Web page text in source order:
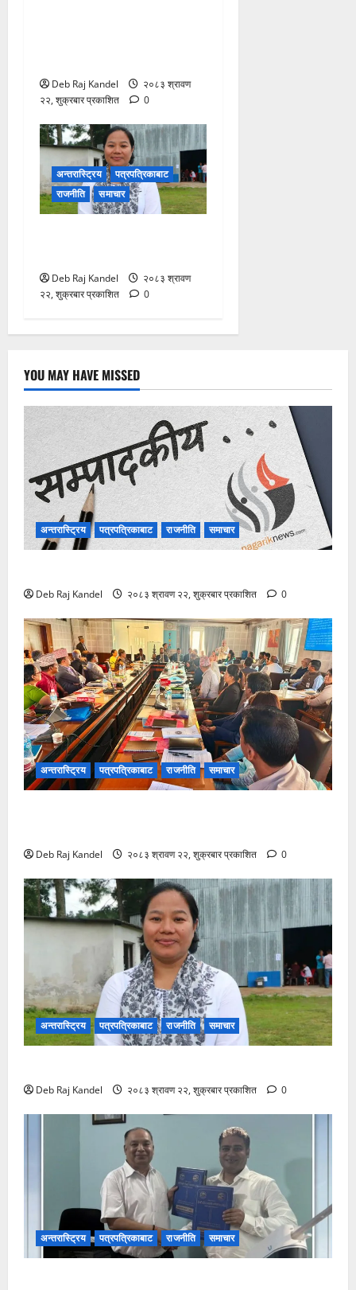
Deb Raj Kandel
२०८३ श्रावण
२२, शुक्रबार प्रकाशित
0
अन्तरास्ट्रिय
पत्रपत्रिकाबाट
राजनीति
समाचार
Deb Raj Kandel
२०८३ श्रावण
२२, शुक्रबार प्रकाशित
0
YOU MAY HAVE MISSED
अन्तरास्ट्रिय पत्रपत्रिकाबाट राजनीति समाचार
Deb Raj Kandel २०८३ श्रावण २२, शुक्रबार प्रकाशित 0
अन्तरास्ट्रिय पत्रपत्रिकाबाट राजनीति समाचार
Deb Raj Kandel २०८३ श्रावण २२, शुक्रबार प्रकाशित 0
अन्तरास्ट्रिय पत्रपत्रिकाबाट राजनीति समाचार
Deb Raj Kandel २०८३ श्रावण २२, शुक्रबार प्रकाशित 0
अन्तरास्ट्रिय पत्रपत्रिकाबाट राजनीति समाचार